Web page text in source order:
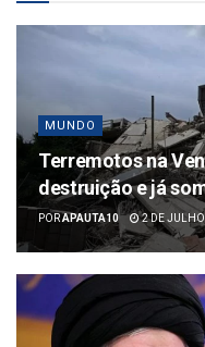
MUNDO
Terremotos na
destruição e já
PORAPAUTA10 2 DE